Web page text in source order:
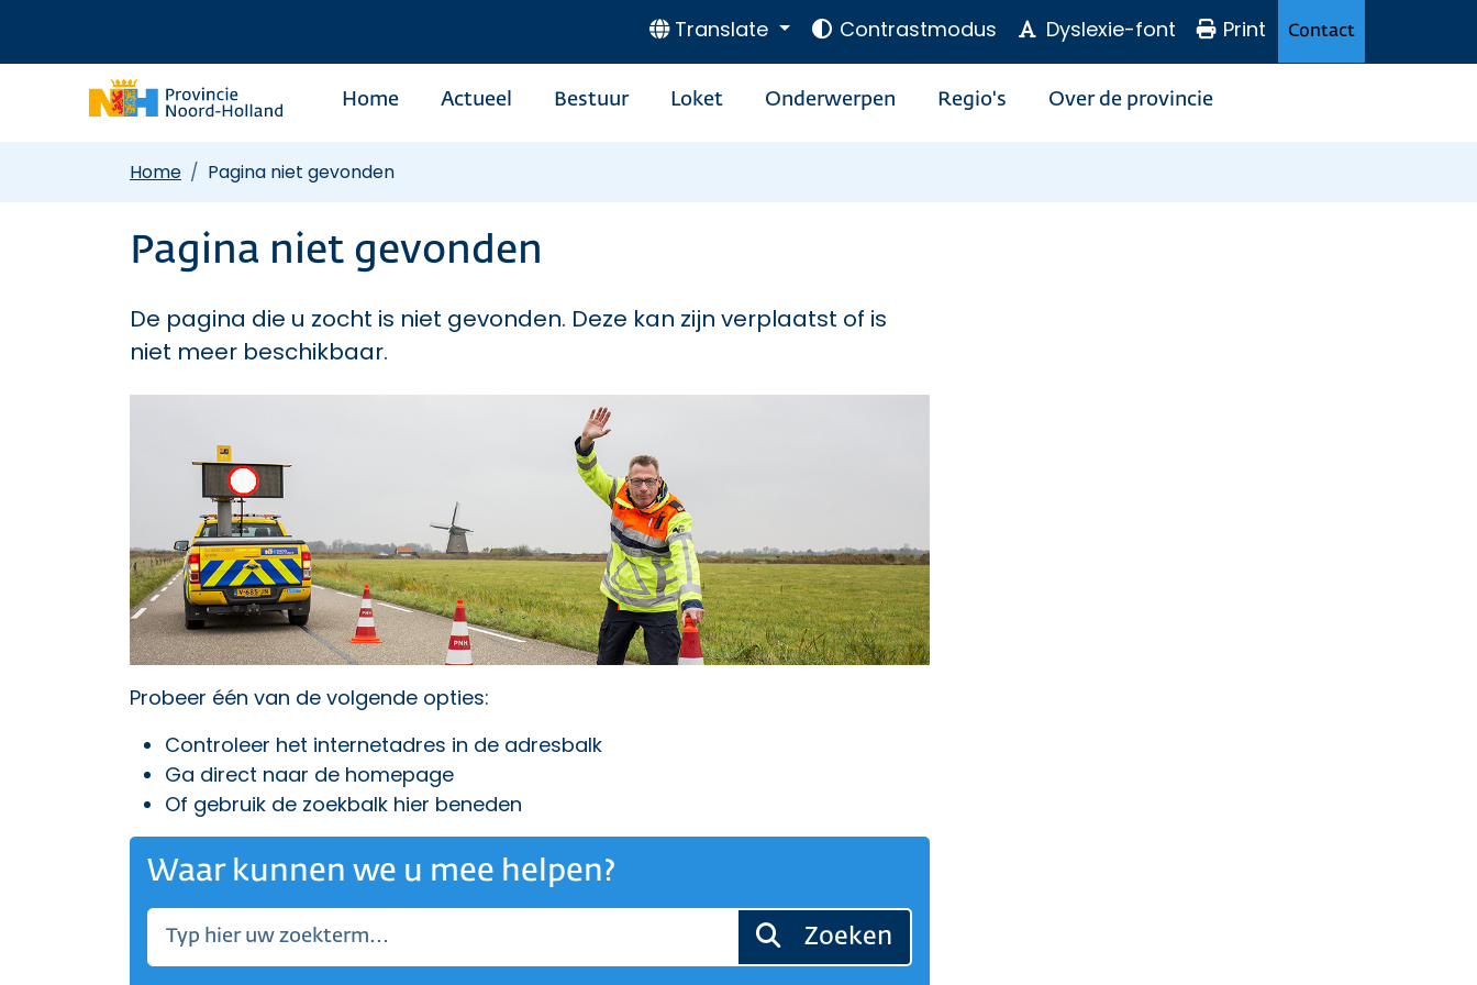
Translate Contrastmodus Dyslexie-font Print Contact
Home Actueel Bestuur Loket Onderwerpen Regio's Over de provincie
Home Pagina niet gevonden
Pagina niet gevonden
De pagina die u zocht is niet gevonden. Deze kan zijn verplaatst of is
niet meer beschikbaar.
Probeer één van de volgende opties:
Controleer het internetadres in de adresbalk
Ga direct naar de homepage
Of gebruik de zoekbalk hier beneden
Waar kunnen we u mee helpen?
Zoeken